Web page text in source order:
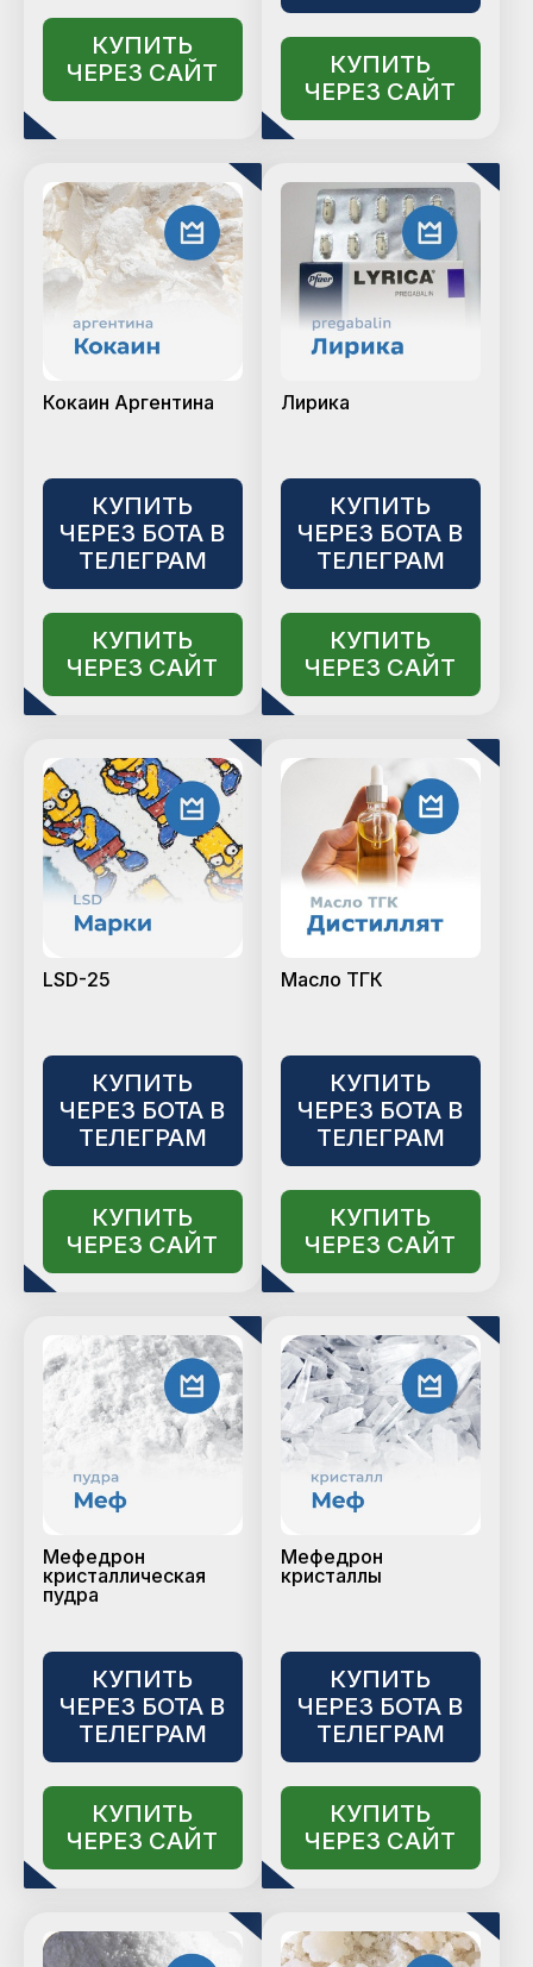
КУПИТЬ
ЧЕРЕЗ САЙТ
КУПИТЬ
ЧЕРЕЗ САЙТ
Кокаин Аргентина
КУПИТЬ
ЧЕРЕЗ БОТА В
ТЕЛЕГРАМ
КУПИТЬ
ЧЕРЕЗ САЙТ
Лирика
КУПИТЬ
ЧЕРЕЗ БОТА В
ТЕЛЕГРАМ
КУПИТЬ
ЧЕРЕЗ САЙТ
LSD-25
КУПИТЬ
ЧЕРЕЗ БОТА В
ТЕЛЕГРАМ
КУПИТЬ
ЧЕРЕЗ САЙТ
Масло ТГК
КУПИТЬ
ЧЕРЕЗ БОТА В
ТЕЛЕГРАМ
КУПИТЬ
ЧЕРЕЗ САЙТ
Мефедрон
кристаллическая
пудра
КУПИТЬ
ЧЕРЕЗ БОТА В
ТЕЛЕГРАМ
КУПИТЬ
ЧЕРЕЗ САЙТ
Мефедрон
кристаллы
КУПИТЬ
ЧЕРЕЗ БОТА В
ТЕЛЕГРАМ
КУПИТЬ
ЧЕРЕЗ САЙТ